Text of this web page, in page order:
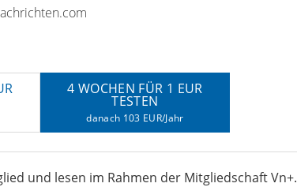
4 WOCHEN FÜR 1 EUR
TESTEN
danach 103 EUR/Jahr
und lesen im Rahmen der Mitgliedschaft Vn+.